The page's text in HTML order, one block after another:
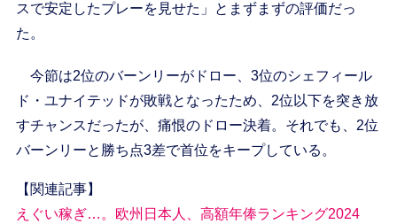
スで安定したプレーを見せた」とまずまずの評価だっ
た。
今節は2位のバーンリーがドロー、3位のシェフィール
ド・ユナイテッドが敗戦となったため、2位以下を突き放
すチャンスだったが、痛恨のドロー決着。それでも、2位
バーンリーと勝ち点3差で首位をキープしている。
【関連記事】
えぐい稼ぎ…。欧州日本人、高額年俸ランキング2024